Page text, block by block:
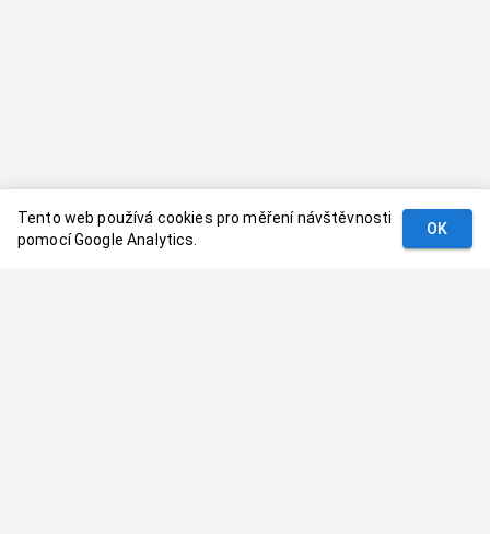
Tento web používá cookies pro měření návštěvnosti
pomocí Google Analytics.
OK